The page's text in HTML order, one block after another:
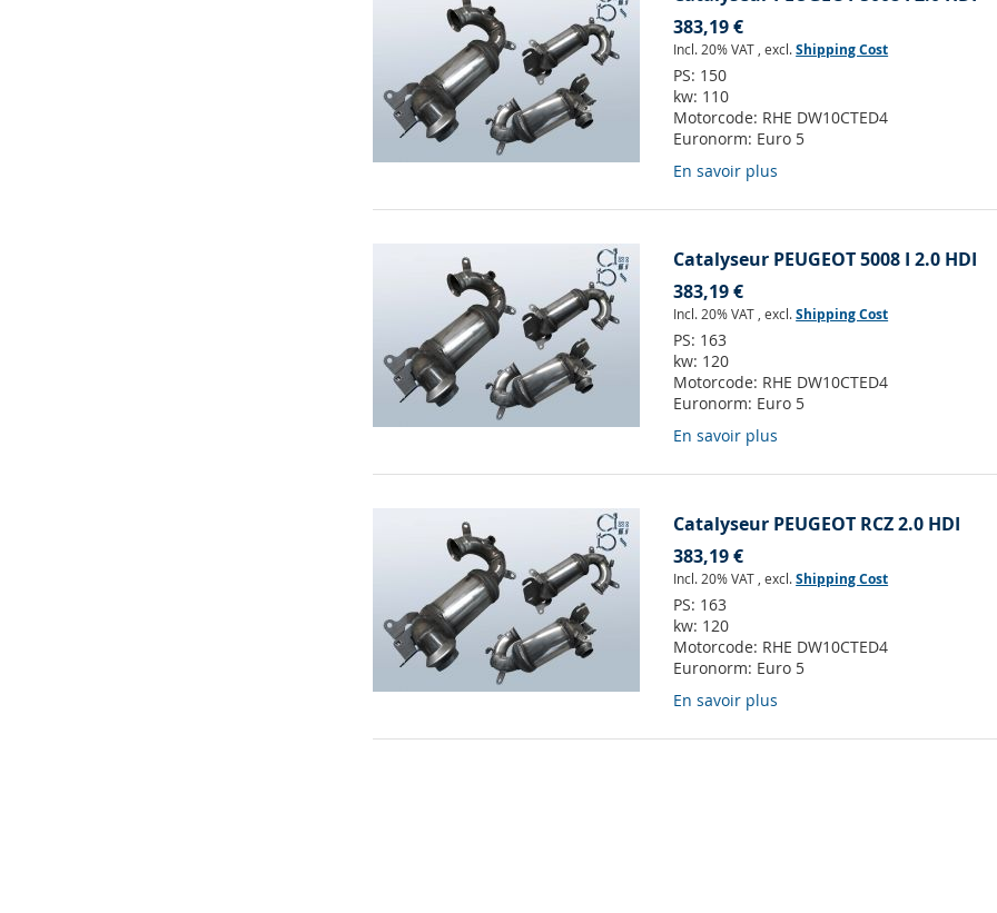
383,19 €
Incl. 20% VAT ,excl.Shipping Cost
PS: 150
kw: 110
Motorcode: RHE DW10CTED4
Euronorm: Euro 5
En savoir plus
Catalyseur PEUGEOT 5008 I 2.0 HDI
383,19 €
Incl. 20% VAT ,excl.Shipping Cost
PS: 163
kw: 120
Motorcode: RHE DW10CTED4
Euronorm: Euro 5
En savoir plus
Catalyseur PEUGEOT RCZ 2.0 HDI
383,19 €
Incl. 20% VAT ,excl.Shipping Cost
PS: 163
kw: 120
Motorcode: RHE DW10CTED4
Euronorm: Euro 5
En savoir plus